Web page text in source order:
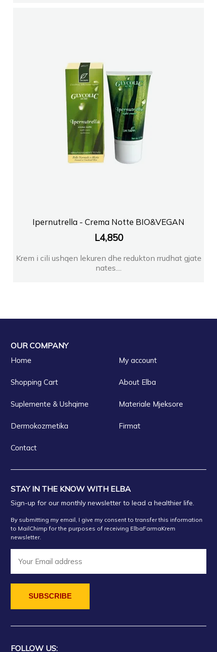
Ipernutrella - Crema Notte BIO&VEGAN
L4,850
Krem i cili ushqen lekuren dhe redukton rrudhat gjate
nates....
OUR COMPANY
Home My account
Shopping Cart About Elba
Suplemente & Ushqime Materiale Mjeksore
Dermokozmetika Firmat
Contact
STAY IN THE KNOW WITH ELBA
Sign-up for our monthly newsletter to lead a healthier life.
By submitting my email, I give my consent to transfer this information
to MailChimp for the purposes of receiving ElbaFarmaKrem
newsletter.
FOLLOW US: